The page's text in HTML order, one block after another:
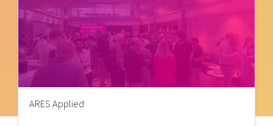
ARES Applied